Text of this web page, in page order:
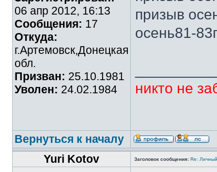
06 апр 2012, 16:13
Сообщения: 17
Откуда:
г.Артемовск,Донецкая
обл.
Призван: 25.10.1981
Уволен: 24.02.1984
призыв
осень81-
никто не
Вернуться к началу
Yuri Kotov
Заголовок сообщения: Re: